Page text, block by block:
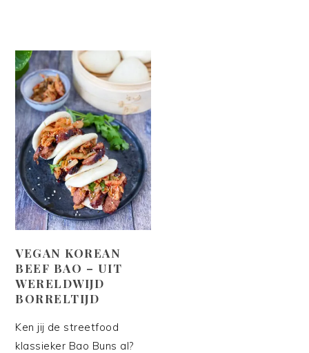
VEGAN KOREAN
BEEF BAO – UIT
WERELDWIJD
BORRELTIJD
Ken jij de streetfood
klassieker Bao Buns al?